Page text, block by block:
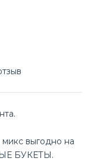
микс выгодно на
БУКЕТЫ.